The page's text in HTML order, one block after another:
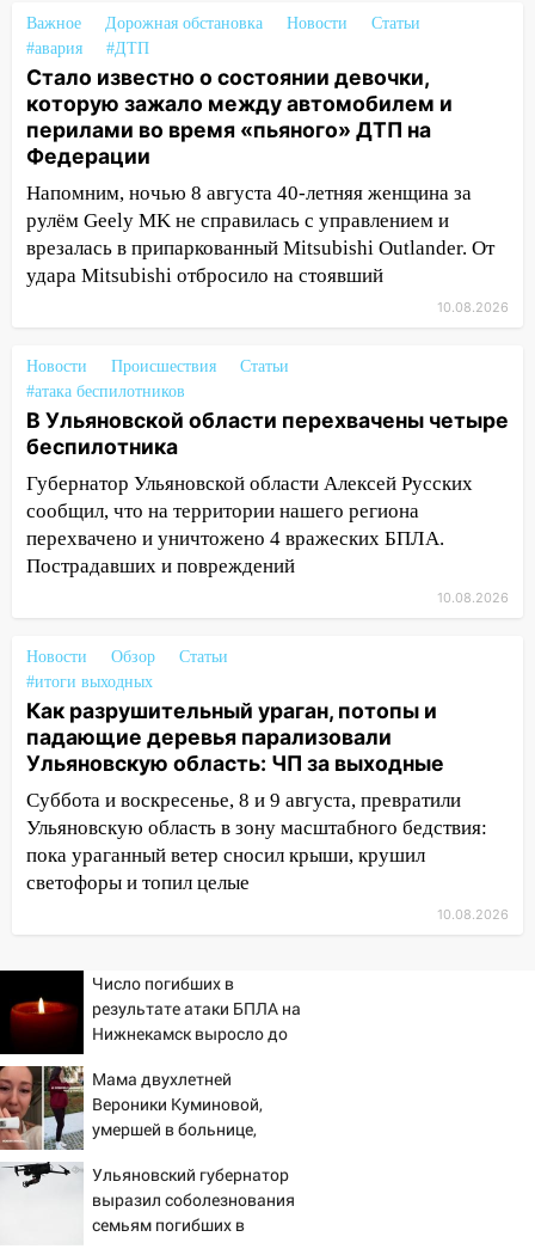
Орджоникидзе
13:47
На Нижней Террасе мощным
ветром вырвало дерево с корнем
13:46 Сильный ветер сорвал крышу с
СТО на проспекте Созидателей
13:35 Непогода продолжает бить по
транспорту: в Ульяновске трамвай
сошёл с рельсов
13:17
Непогода в Ульяновске не
закончится сегодня: сильные ливни
сохранятся 9 августа
13:15
Трижды «брал в долг» без спроса:
житель Вешкаймского района похитил у
знакомого 191 тысячу рублей
13:14 Ураган оторвал светофор на
Новгородской в Ульяновске и рухнуло
на электрощит
13:10 В Заволжском районе дерево
упало во дворе
13:08 Ураган ударил по Ульяновску:
сорванные крыши, поваленные деревья,
затопленные улицы и остановившиеся
трамваи
Ульяновск накрыл крупный град:
воду
12:12
Прокуратура взяла на контроль
ДТП с шестилетним ребёнком на улице
Федерации
12:01
Пьяная женщина сбила
шестилетнего ребёнка на улице
Федерации: возбуждено уголовное дело
В Ульяновске ищут 37-летнего
мужчину, пропавшего ещё 19 июля
Важное Дорожная обстановка Новости
Статьи
#авария
#ДТП
Стало известно о состоянии девочки,
которую зажало между автомобилем и
перилами во время «пьяного» ДТП на
Федерации
Напомним, ночью 8 августа 40-летняя женщина за
рулём Geely MK не справилась с управлением и
врезалась в припаркованный Mitsubishi Outlander. От
удара Mitsubishi отбросило на стоявший
10.08.2026
Новости Происшествия
Статьи
#атака беспилотников
В Ульяновской области перехвачены четыре
беспилотника
Губернатор Ульяновской области Алексей Русских
сообщил, что на территории нашего региона
перехвачено и уничтожено 4 вражеских БПЛА.
Пострадавших и повреждений
10.08.2026
Новости Обзор
Статьи
#итоги выходных
Как разрушительный ураган, потопы и
падающие деревья парализовали
Ульяновскую область: ЧП за выходные
Суббота и воскресенье, 8 и 9 августа, превратили
Ульяновскую область в зону масштабного бедствия:
пока ураганный ветер сносил крыши, крушил
светофоры и топил целые
10.08.2026
Число погибших в
результате атаки БПЛА на
Нижнекамск выросло до
Мама двухлетней
Вероники Куминовой,
умершей в больнице,
девочку
Ульяновский губернатор
выразил соболезнования
семьям погибших в